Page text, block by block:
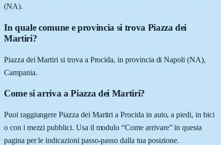
(NA).
In quale comune e provincia si trova Piazza dei
Martiri?
Piazza dei Martiri si trova a Procida, in provincia di Napoli (NA),
Campania.
Come si arriva a Piazza dei Martiri?
Puoi raggiungere Piazza dei Martiri a Procida in auto, a piedi, in bici
o con i mezzi pubblici. Usa il modulo “Come arrivare” in questa
pagina per le indicazioni passo-passo dalla tua posizione.